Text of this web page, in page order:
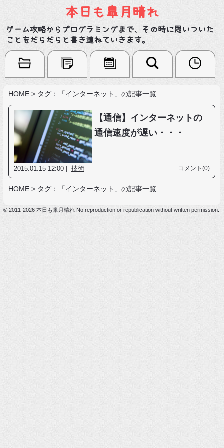
本日も皐月晴れ
ゲーム攻略からプログラミングまで、その時に思いついた
ことをだらだらと書き連ねていきます。
HOME > タグ：「インターネット」の記事一覧
【通信】インターネットの
通信速度が遅い・・・
2015.01.15 12:00 | 技術 コメント(0)
HOME > タグ：「インターネット」の記事一覧
© 2011-2026 本日も皐月晴れ No reproduction or republication without written permission.